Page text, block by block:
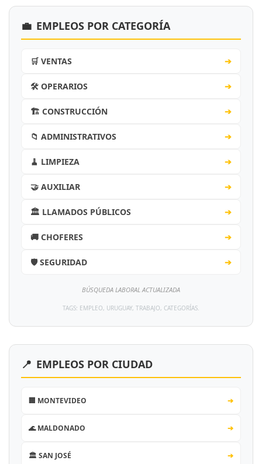
💼 EMPLEOS POR CATEGORÍA
🛒 VENTAS ➔
🛠️ OPERARIOS ➔
🏗️ CONSTRUCCIÓN ➔
📁 ADMINISTRATIVOS ➔
🧹 LIMPIEZA ➔
🤝 AUXILIAR ➔
🏛️ LLAMADOS PÚBLICOS ➔
🚚 CHOFERES ➔
🛡️ SEGURIDAD ➔
BÚSQUEDA LABORAL ACTUALIZADA
TAGS: EMPLEO, URUGUAY, TRABAJO, CATEGORÍAS.
📍 EMPLEOS POR CIUDAD
🏢 MONTEVIDEO ➔
🌊 MALDONADO ➔
🏛️ SAN JOSÉ ➔